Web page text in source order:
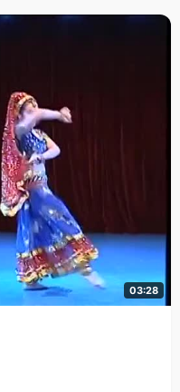
就是所谓的男生性格吧。" 因
更好看一些。" 小时候最
特别爱写作业的好学生。"我妈
吃饭。"可是，在长大一些，杜
电视这件事上与爸妈斗智斗
是在哪个台呀，还要记住遥控
，但小时候还是更想看电
乎都是在学校就把作业完成
是比较放松的感觉。"杜鑫雨
鑫雨的学习也不会过分干预，
己的主见，也非常独立，不会
的不断自我定
组队成立，到项目申请，到活
下，顺利完成了这项活动，她
清自己，也让我确定了自己以
永远在不断的自我定位中，虽
也在享受这北大的生活。" 在
很可爱的小虎牙，我们能感受
定位，不断进步。
03:28